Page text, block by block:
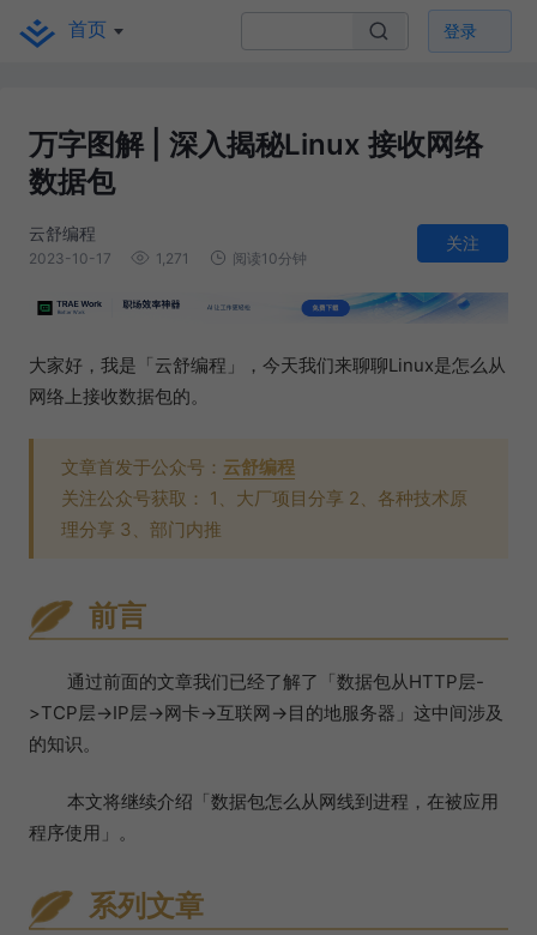
首页 登录
万字图解 | 深入揭秘Linux 接收网络
数据包
云舒编程
2023-10-17 1,271 阅读10分钟
关注
大家好，我是「云舒编程」，今天我们来聊聊Linux是怎么从
网络上接收数据包的。
文章首发于公众号： 云舒编程
关注公众号获取： 1、大厂项目分享 2、各种技术原
理分享 3、部门内推
前言
通过前面的文章我们已经了解了「数据包从HTTP层-
>TCP层->IP层->网卡->互联网->目的地服务器」这中间涉及
的知识。
本文将继续介绍「数据包怎么从网线到进程，在被应用
程序使用」。
系列文章